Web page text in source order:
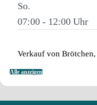
So.
07:00 - 12:00
Verkauf von Brötchen,
Alle anzeigen